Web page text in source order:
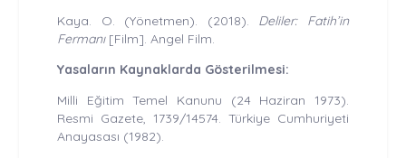
Kaya. O. (Yönetmen). (2018). Deliler: Fatih’in
Fermanı [Film]. Angel Film.
Yasaların Kaynaklarda Gösterilmesi:
Milli Eğitim Temel Kanunu (24 Haziran 1973).
Resmi Gazete, 1739/14574. Türkiye Cumhuriyeti
Anayasası (1982).